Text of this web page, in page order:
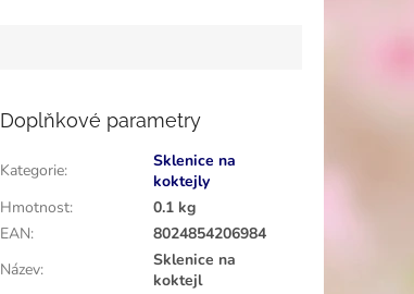
Doplňkové parametry
Kategorie:
Sklenice na
koktejly
Hmotnost:
0.1 kg
EAN:
8024854206984
Název:
Sklenice na
koktejl